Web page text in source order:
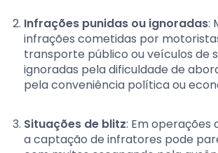
Infrações punidas ou ignoradas:
infrações cometidas por
transporte público ou veículos de
ignoradas pela dificuldade de
pela conveniência política ou
Situações de blitz: Em operações
a captação de infratores pode